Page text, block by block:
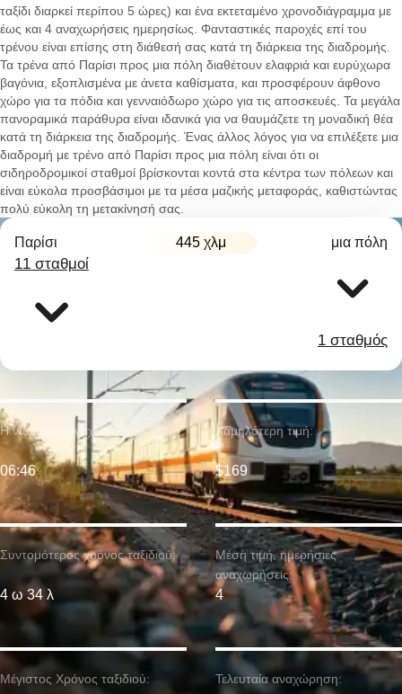
ταξίδι διαρκεί περίπου 5 ώρες) και ένα εκτεταμένο χρονοδιάγραμμα με
έως και 4 αναχωρήσεις ημερησίως. Φανταστικές παροχές επί του
τρένου είναι επίσης στη διάθεσή σας κατά τη διάρκεια της διαδρομής.
Τα τρένα από Παρίσι προς μια πόλη διαθέτουν ελαφριά και ευρύχωρα
βαγόνια, εξοπλισμένα με άνετα καθίσματα, και προσφέρουν άφθονο
χώρο για τα πόδια και γενναιόδωρο χώρο για τις αποσκευές. Τα μεγάλα
πανοραμικά παράθυρα είναι ιδανικά για να θαυμάζετε τη μοναδική θέα
κατά τη διάρκεια της διαδρομής. Ένας άλλος λόγος για να επιλέξετε μια
διαδρομή με τρένο από Παρίσι προς μια πόλη είναι ότι οι
σιδηροδρομικοί σταθμοί βρίσκονται κοντά στα κέντρα των πόλεων και
είναι εύκολα προσβάσιμοι με τα μέσα μαζικής μεταφοράς, καθιστώντας
πολύ εύκολη τη μετακίνησή σας.
Παρίσι 445 χλμ μια πόλη
11 σταθμοί
1 σταθμός
Συντομότερος χρόνος ταξιδιού:
4 ω 34 λ
Η νωρίτερη αναχώρηση:
06:46
Μέγιστος Χρόνος ταξιδιού:
Χαμηλότερη τιμή:
$169
Μέση τιμή. ημερήσιες
αναχωρήσεις:
4
Τελευταία αναχώρηση: